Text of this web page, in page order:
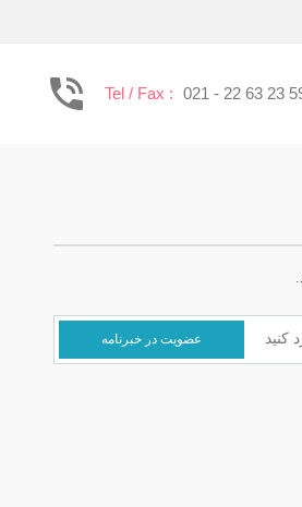
Tel / Fax : 021 - 22 63 23